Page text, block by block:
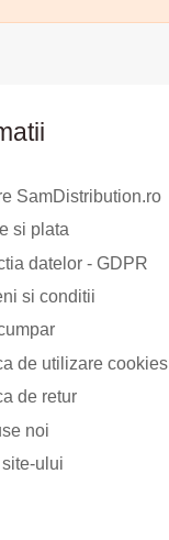
SamDistribution.ro
si plata
datelor - GDPR
si conditii
de utilizare cookies
de retur
noi
ului